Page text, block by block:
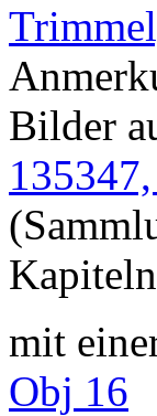
Bilder
Kapiteln
mit
Obj 16